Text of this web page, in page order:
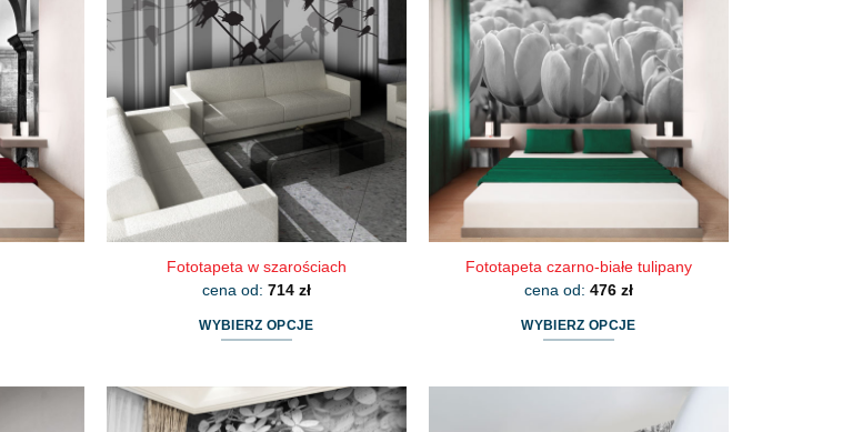
Fototapeta w szarościach
cena od: 714 zł
WYBIERZ OPCJE
ma
Fototapeta czarno-białe tulipany
cena od: 476 zł
WYBIERZ OPCJE